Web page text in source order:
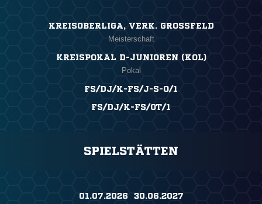
KREISOBERLIGA, VERK. GROSSFELD
Meisterschaft
KREISPOKAL D-JUNIOREN (KOL)
Pokal
FS/DJ/K-FS/J-S-O/1
FS/DJ/K-FS/OT/1
SPIELSTÄTTEN
01.07.2026 ​ 30.06.2027